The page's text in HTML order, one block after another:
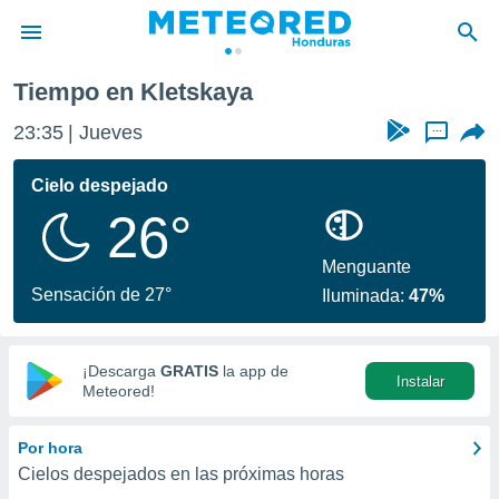
de
ha sido
calidad.
a este
las
y
digital
basada
Tiempo en Kletskaya
23:35 Jueves ...
Cielo despejado
26°
Sensación de 27°
Menguante
Iluminada:47%
¡Descarga GRATIS la app de
Meteored!
Instalar
Por hora
Cielos despejados en las próximas horas